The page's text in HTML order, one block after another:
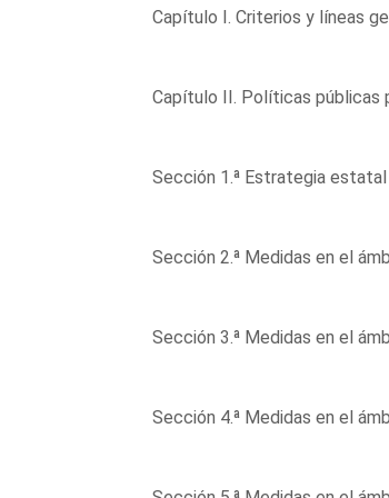
Capítulo I. Criterios y líneas
Capítulo II. Políticas públicas
Sección 1.ª Estrategia
Sección 2.ª Medidas en el
Sección 3.ª Medidas en el
Sección 4.ª Medidas en el